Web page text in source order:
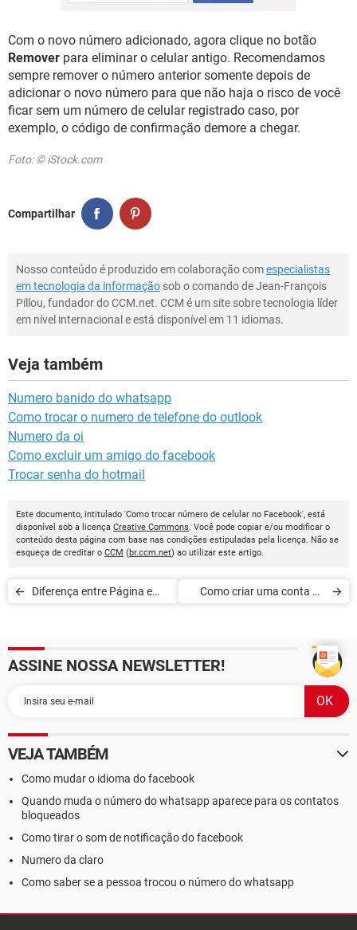
Com o novo número adicionado, agora clique no botão
Remover para eliminar o celular antigo. Recomendamos
sempre remover o número anterior somente depois de
adicionar o novo número para que não haja o risco de você
ficar sem um número de celular registrado caso, por
exemplo, o código de confirmação demore a chegar.
Foto: © iStock.com
Compartilhar
Nosso conteúdo é produzido em colaboração comespecialistas
em tecnologia da informação sob o comando de Jean-François
Pillou, fundador do CCM.net. CCM é um site sobre tecnologia líder
em nível internacional e está disponível em 11 idiomas.
Veja também
Numero banido do whatsapp
Como trocar o numero de telefone do outlook
Numero da oi
Como excluir um amigo do facebook
Trocar senha do hotmail
Este documento, intitulado 'Como trocar número de celular no Facebook', está
disponível sob a licença Creative Commons. Você pode copiar e/ou modificar o
conteúdo desta página com base nas condições estipuladas pela licença. Não se
esqueça de creditar o CCM (br.ccm.net) ao utilizar este artigo.
Diferença entre Página e
Como criar uma conta no
ASSINE NOSSA NEWSLETTER!
VEJA TAMBÉM
Como mudar o idioma do facebook
Quando muda o número do whatsapp aparece para os contatos
bloqueados
Como tirar o som de notificação do facebook
Numero da claro
Como saber se a pessoa trocou o número do whatsapp